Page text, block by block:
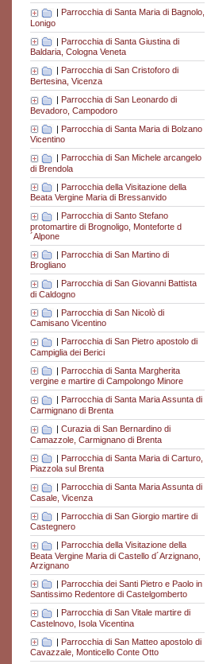
Parrocchia di Santa Maria di Bagnolo,
Lonigo
| Parrocchia di Santa Giustina di
Baldaria, Cologna Veneta
Parrocchia di San Cristoforo di
Bertesina, Vicenza
| Parrocchia di San Leonardo di
Bevadoro, Campodoro
| Parrocchia di Santa Maria di Bolzano
Vicentino
| Parrocchia di San Michele arcangelo
di Brendola
| Parrocchia della Visitazione della
Beata Vergine Maria di Bressanvido
| Parrocchia di Santo Stefano
protomartire di Brognoligo, Monteforte d
´Alpone
| Parrocchia di San Martino di
Brogliano
Parrocchia di San Giovanni Battista
di Caldogno
| Parrocchia di San Nicolò di
Camisano Vicentino
Parrocchia di San Pietro apostolo di
Campiglia dei Berici
| Parrocchia di Santa Margherita
vergine e martire di Campolongo Minore
Parrocchia di Santa Maria Assunta di
Carmignano di Brenta
| Curazia di San Bernardino di
Camazzole, Carmignano di Brenta
| Parrocchia di Santa Maria di Carturo,
Piazzola sul Brenta
| Parrocchia di Santa Maria Assunta di
Casale, Vicenza
| Parrocchia di San Giorgio martire di
Castegnero
| Parrocchia della Visitazione della
Beata Vergine Maria di Castello d´Arzignano,
Arzignano
| Parrocchia dei Santi Pietro e Paolo in
Santissimo Redentore di Castelgomberto
Parrocchia di San Vitale martire di
Castelnovo, Isola Vicentina
| Parrocchia di San Matteo apostolo di
Cavazzale, Monticello Conte Otto